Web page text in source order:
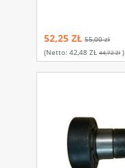
52,25 ZŁ 55,00 zł
(netto:42,48 ZŁ 44,72 Zł)